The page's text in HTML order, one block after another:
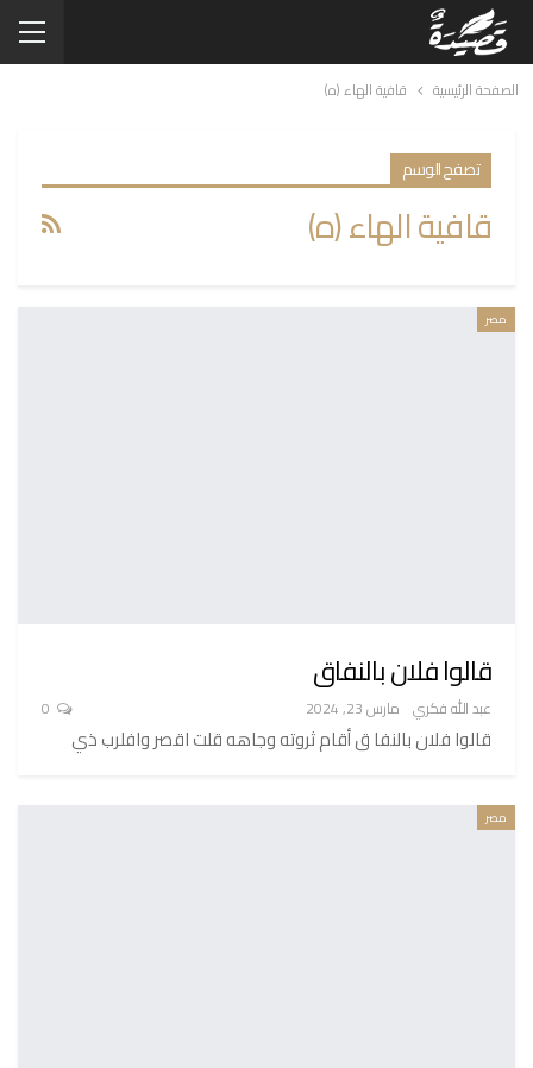
الصفحة الرئيسية قافية الهاء (ه)
تصفح الوسم
قافية الهاء (ه)
مصر
قالوا فلان بالنفاق
عبد الله فكري مارس 23, 2024
قالوا فلان بالنفا ق أقام ثروته وجاهه قلت اقصر وافلرب ذي
مصر